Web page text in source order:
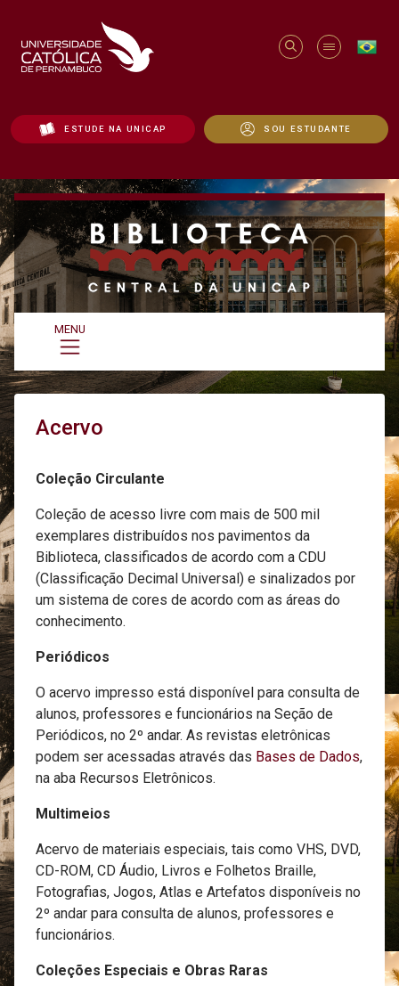
ESTUDE NA UNICAP SOU ESTUDANTE
Biblioteca | Acervo - Unicap
MENU
Acervo
Coleção Circulante
Coleção de acesso livre com mais de 500 mil
exemplares distribuídos nos pavimentos da
Biblioteca, classificados de acordo com a CDU
(Classificação Decimal Universal) e sinalizados por
um sistema de cores de acordo com as áreas do
conhecimento.
Periódicos
O acervo impresso está disponível para consulta de
alunos, professores e funcionários na Seção de
Periódicos, no 2º andar. As revistas eletrônicas
podem ser acessadas através das Bases de Dados,
na aba Recursos Eletrônicos.
Multimeios
Acervo de materiais especiais, tais como VHS, DVD,
CD-ROM, CD Áudio, Livros e Folhetos Braille,
Fotografias, Jogos, Atlas e Artefatos disponíveis no
2º andar para consulta de alunos, professores e
funcionários.
Coleções Especiais e Obras Raras